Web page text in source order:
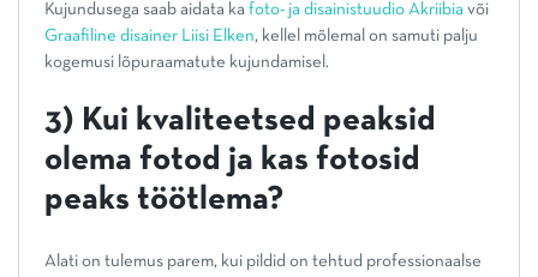
Kujundusega saab aidata ka foto- ja disainistuudio Akriibia või
Graafiline disainer Liisi Elken, kellel mõlemal on samuti palju
kogemusi lõpuraamatute kujundamisel.
3) Kui kvaliteetsed peaksid
olema fotod ja kas fotosid
peaks töötlema?
Alati on tulemus parem, kui pildid on tehtud professionaalse